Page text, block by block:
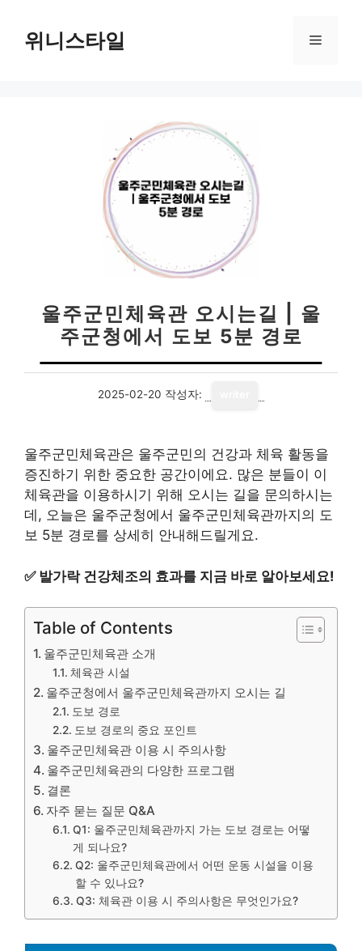
위니스타일 메
울주군민체육관 오시는길 | 울
주군청에서 도보 5분 경로
2025-02-20 작성자:
울주군민체육관은 울주군민의 건강과 체육 활동을
증진하기 위한 중요한 공간이에요. 많은 분들이 이
체육관을 이용하시기 위해 오시는 길을 문의하시는
데, 오늘은 울주군청에서 울주군민체육관까지의 도
보 5분 경로를 상세히 안내해드릴게요.
✅ 발가락 건강체조의 효과를 지금 바로 알아보세요!
Table of Contents
울주군민체육관 소개
체육관 시설
울주군청에서 울주군민체육관까지 오시는 길
도보 경로
도보 경로의 중요 포인트
울주군민체육관 이용 시 주의사항
울주군민체육관의 다양한 프로그램
결론
자주 묻는 질문 Q&A
Q1: 울주군민체육관까지 가는 도보 경로는 어떻
게 되나요?
Q2: 울주군민체육관에서 어떤 운동 시설을 이용
할 수 있나요?
Q3: 체육관 이용 시 주의사항은 무엇인가요?